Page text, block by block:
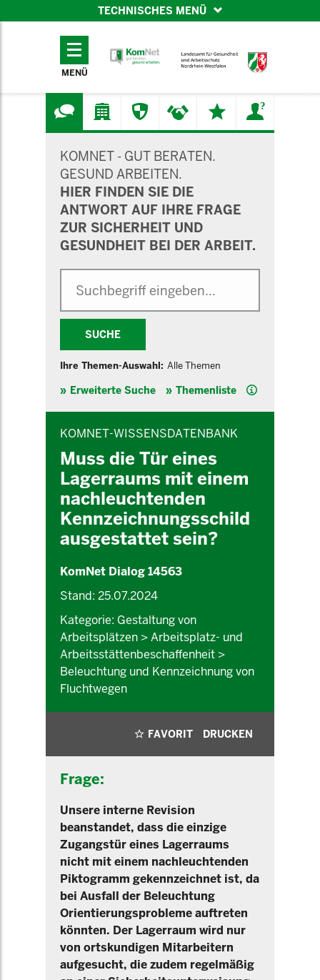
TECHNISCHES MENÜ
TECHNISCHES
MENÜ
KOMNET - GUT BERATEN.
GESUND ARBEITEN.
HIER FINDEN SIE DIE
ANTWORT AUF IHRE FRAGE
ZUR SICHERHEIT UND
GESUNDHEIT BEI DER ARBEIT.
SUCHE
Ihre Themen-Auswahl: Alle Themen
Erweiterte Suche Themenliste Hilfe
KOMNET-WISSENSDATENBANK
Muss die Tür eines
Lagerraums mit einem
nachleuchtenden
Kennzeichnungsschild
ausgestattet sein?
KomNet Dialog 14563
Stand: 25.07.2024
Kategorie: Gestaltung von
Arbeitsplätzen > Arbeitsplatz- und
Arbeitsstättenbeschaffenheit >
Beleuchtung und Kennzeichnung von
Fluchtwegen
FAVORIT DRUCKEN
Frage:
Unsere interne Revision
beanstandet, dass die einzige
Zugangstür eines Lagerraums
nicht mit einem nachleuchtenden
Piktogramm gekennzeichnet ist, da
bei Ausfall der Beleuchtung
Orientierungsprobleme auftreten
könnten. Der Lagerraum wird nur
von ortskundigen Mitarbeitern
aufgesucht, die zudem regelmäßig